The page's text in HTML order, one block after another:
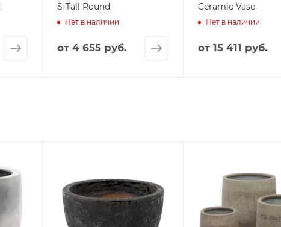
S-Tall Round
Нет в наличии
от 4 655 руб.
Ceramic Vase
Нет в наличии
от15 411 руб.